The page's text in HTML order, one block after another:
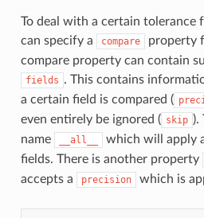
To deal with a certain tolerance
can specify a
compare
property
compare property can contain
fields . This contains
a certain field is compared (
even entirely be ignored ( skip ).
name
__all__
which will apply
fields. There is another property
accepts a
precision which is